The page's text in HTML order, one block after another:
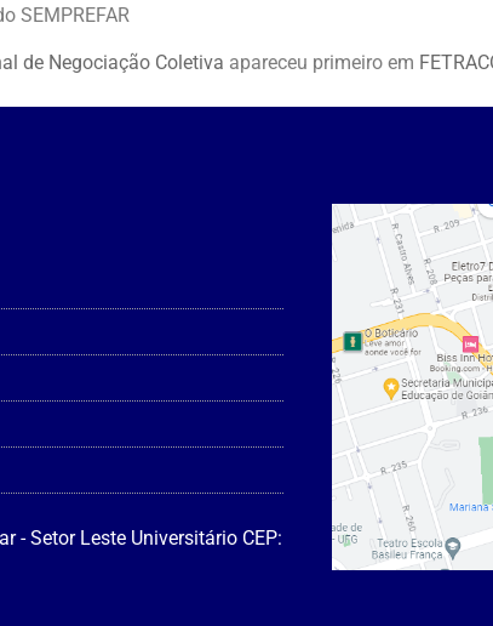
SEMPREFAR
de Negociação Coletiva apareceu primeiro em
- Setor Leste Universitário CEP: